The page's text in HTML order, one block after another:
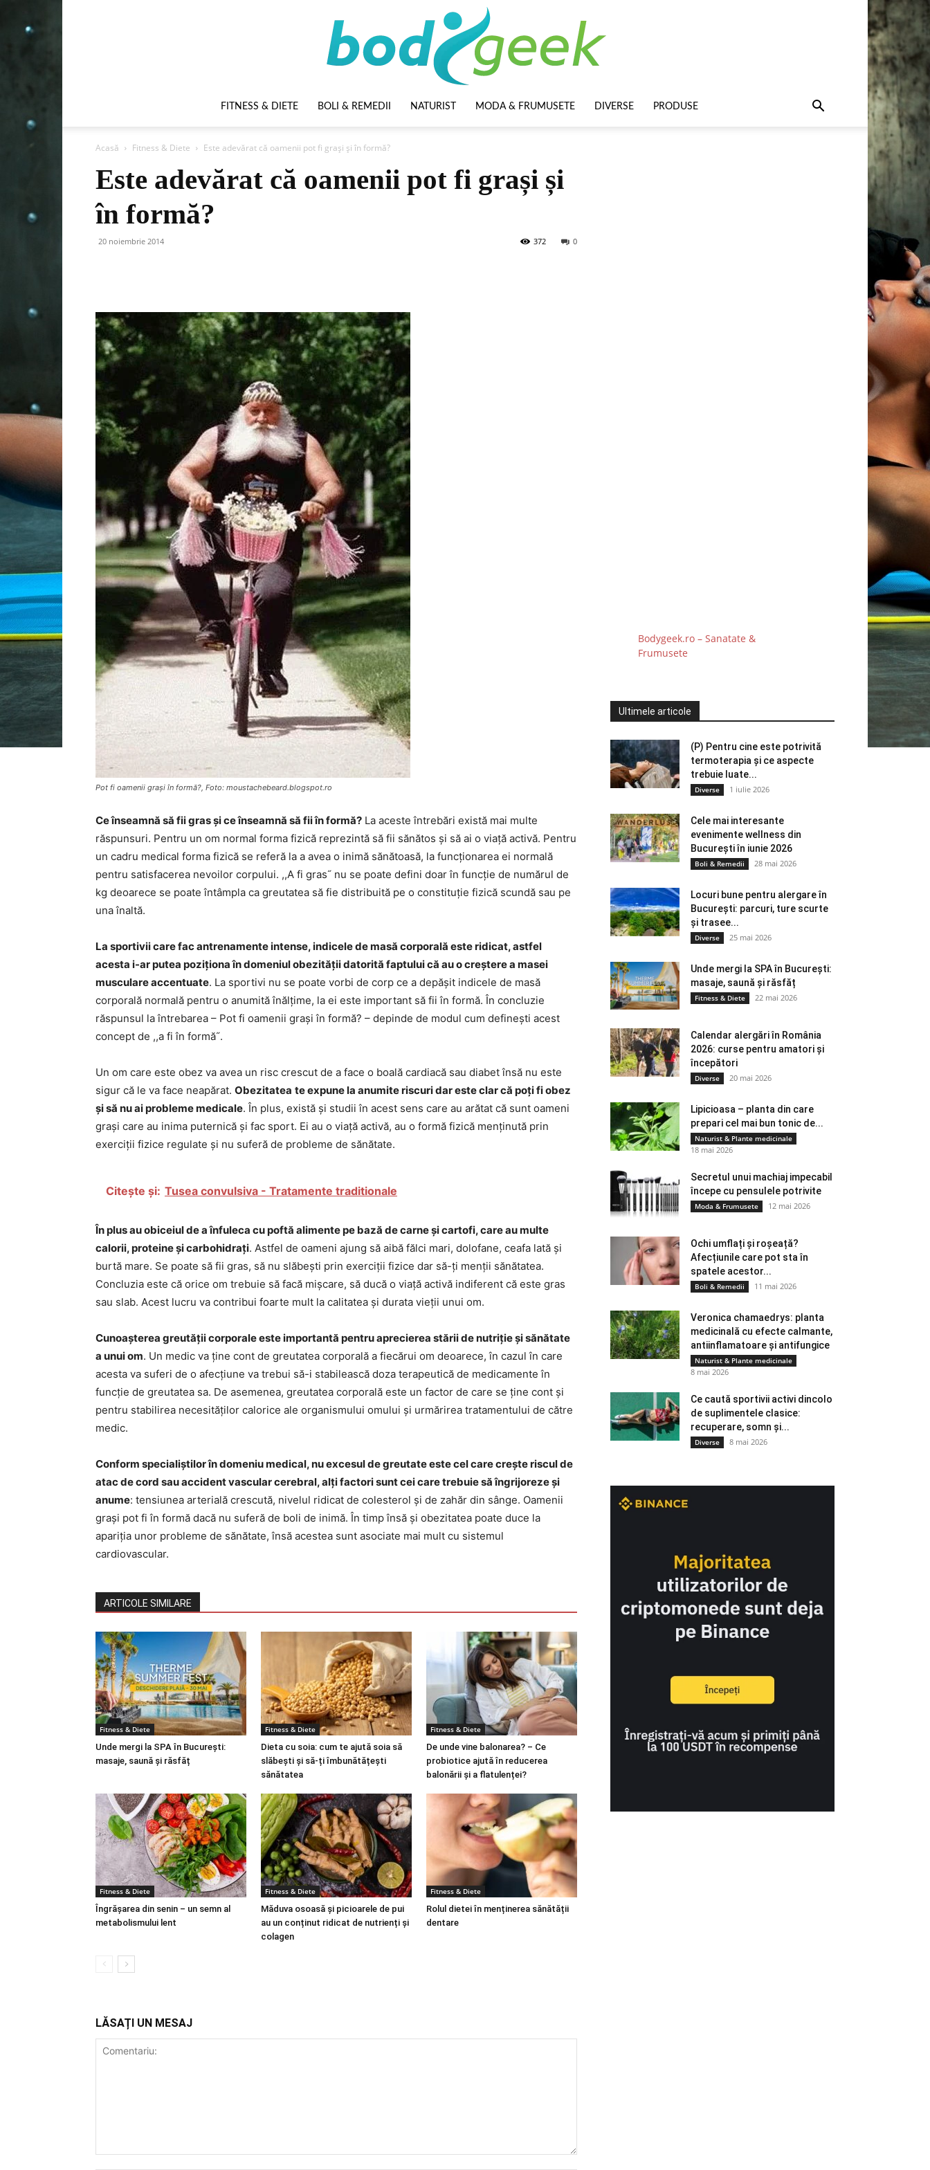
FITNESS & DIETE BOLI & REMEDII NATURIST MODA & FRUMUSETE DIVERSE PRODUSE
Acasă Fitness & Diete Este adevărat că oamenii pot fi grași și în formă?
Este adevărat că oamenii pot fi grași și
în formă?
20 noiembrie 2014 0
372
Pot fi oamenii grași în formă?, Foto: moustachebeard.blogspot.ro
Ce înseamnă să fii gras și ce înseamnă să fii în formă? La aceste întrebări există mai multe
răspunsuri. Pentru un om normal forma fizică reprezintă să fii sănătos și să ai o viață activă. Pentru
un cadru medical forma fizică se referă la a avea o inimă sănătoasă, la funcționarea ei normală
pentru satisfacerea nevoilor corpului. ,,A fi gras˝ nu se poate defini doar în funcție de numărul de
kg deoarece se poate întâmpla ca greutatea să fie distribuită pe o constituție fizică scundă sau pe
una înaltă.
La sportivii care fac antrenamente intense, indicele de masă corporală este ridicat, astfel
acesta i-ar putea poziționa în domeniul obezității datorită faptului că au o creștere a masei
musculare accentuate. La sportivi nu se poate vorbi de corp ce a depășit indicele de masă
corporală normală pentru o anumită înălțime, la ei este important să fii în formă. În concluzie
răspunsul la întrebarea – Pot fi oamenii grași în formă? – depinde de modul cum definești acest
concept de ,,a fi în formă˝.
Un om care este obez va avea un risc crescut de a face o boală cardiacă sau diabet însă nu este
sigur că le va face neapărat. Obezitatea te expune la anumite riscuri dar este clar că poți fi obez
și să nu ai probleme medicale. În plus, există și studii în acest sens care au arătat că sunt oameni
grași care au inima puternică și fac sport. Ei au o viață activă, au o formă fizică menținută prin
exerciții fizice regulate și nu suferă de probleme de sănătate.
Citește și: Tusea convulsiva - Tratamente traditionale
În plus au obiceiul de a înfuleca cu poftă alimente pe bază de carne și cartofi, care au multe
calorii, proteine și carbohidrați. Astfel de oameni ajung să aibă fălci mari, dolofane, ceafa lată și
burtă mare. Se poate să fii gras, să nu slăbești prin exerciții fizice dar să-ți menții sănătatea.
Concluzia este că orice om trebuie să facă mișcare, să ducă o viață activă indiferent că este gras
sau slab. Acest lucru va contribui foarte mult la calitatea și durata vieții unui om.
Cunoașterea greutății corporale este importantă pentru aprecierea stării de nutriție și sănătate
a unui om. Un medic va ține cont de greutatea corporală a fiecărui om deoarece, în cazul în care
acesta va suferi de o afecțiune va trebui să-i stabilească doza terapeutică de medicamente în
funcție de greutatea sa. De asemenea, greutatea corporală este un factor de care se ține cont și
pentru stabilirea necesităților calorice ale organismului omului și urmărirea tratamentului de către
medic.
Conform specialiștilor în domeniu medical, nu excesul de greutate este cel care crește riscul de
atac de cord sau accident vascular cerebral, alți factori sunt cei care trebuie să îngrijoreze și
anume: tensiunea arterială crescută, nivelul ridicat de colesterol și de zahăr din sânge. Oamenii
grași pot fi în formă dacă nu suferă de boli de inimă. În timp însă și obezitatea poate duce la
apariția unor probleme de sănătate, însă acestea sunt asociate mai mult cu sistemul
cardiovascular.
ARTICOLE SIMILARE
Fitness & Diete
Unde mergi la SPA în București:
masaje, saună și răsfăț
Fitness & Diete
Dieta cu soia: cum te ajută soia să
slăbești și să-ți îmbunătățești
sănătatea
Fitness & Diete
De unde vine balonarea? – Ce
probiotice ajută în reducerea
balonării și a flatulenței?
Fitness & Diete
Îngrășarea din senin – un semn al
metabolismului lent
Fitness & Diete
Măduva osoasă și picioarele de pui
au un conținut ridicat de nutrienți și
colagen
Fitness & Diete
Rolul dietei în menținerea sănătății
dentare
LĂSAȚI UN MESAJ
Bodygeek.ro – Sanatate &
Frumusete
Ultimele articole
(P) Pentru cine este potrivită
termoterapia și ce aspecte
trebuie luate...
Diverse 1 iulie 2026
Cele mai interesante
evenimente wellness din
București în iunie 2026
Boli & Remedii 28 mai 2026
Locuri bune pentru alergare în
București: parcuri, ture scurte
și trasee...
Diverse 25 mai 2026
Unde mergi la SPA în București:
masaje, saună și răsfăț
Fitness & Diete 22 mai 2026
Calendar alergări în România
2026: curse pentru amatori și
începători
Diverse 20 mai 2026
Lipicioasa – planta din care
prepari cel mai bun tonic de...
Naturist & Plante medicinale
18 mai 2026
Secretul unui machiaj impecabil
începe cu pensulele potrivite
Moda & Frumusete 12 mai 2026
Ochi umflați și roșeață?
Afecțiunile care pot sta în
spatele acestor...
Boli & Remedii 11 mai 2026
Veronica chamaedrys: planta
medicinală cu efecte calmante,
antiinflamatoare și antifungice
Naturist & Plante medicinale
8 mai 2026
Ce caută sportivii activi dincolo
de suplimentele clasice:
recuperare, somn și...
Diverse 8 mai 2026